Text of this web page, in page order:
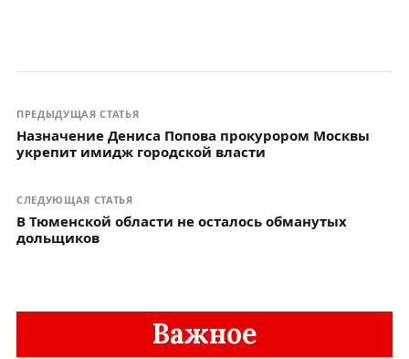
ПРЕДЫДУЩАЯ СТАТЬЯ
Назначение Дениса Попова прокурором Москвы
укрепит имидж городской власти
СЛЕДУЮЩАЯ СТАТЬЯ
В Тюменской области не осталось обманутых
дольщиков
Важное